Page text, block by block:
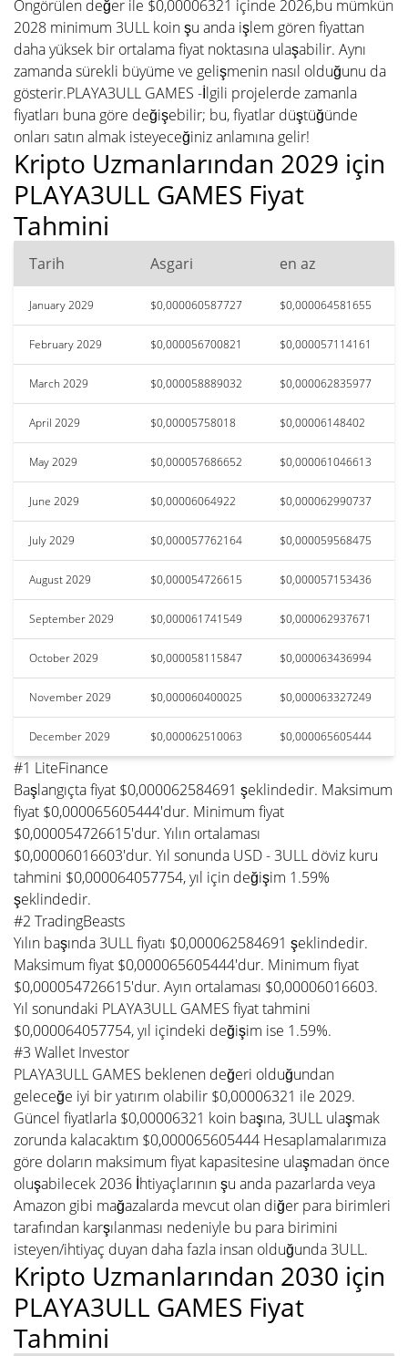
Öngörülen değer ile $0,00006321 içinde 2026,bu mümkün
2028 minimum 3ULL koin şu anda işlem gören fiyattan
daha yüksek bir ortalama fiyat noktasına ulaşabilir. Aynı
zamanda sürekli büyüme ve gelişmenin nasıl olduğunu da
gösterir.PLAYA3ULL GAMES -İlgili projelerde zamanla
fiyatları buna göre değişebilir; bu, fiyatlar düştüğünde
onları satın almak isteyeceğiniz anlamına gelir!
Kripto Uzmanlarından 2029 için
PLAYA3ULL GAMES Fiyat
Tahmini
Tarih Asgari en az
January 2029 $0,000060587727 $0,000064581655
February 2029 $0,000056700821 $0,000057114161
March 2029 $0,000058889032 $0,000062835977
April 2029 $0,00005758018 $0,00006148402
May 2029 $0,000057686652 $0,000061046613
June 2029 $0,00006064922 $0,000062990737
July 2029 $0,000057762164 $0,000059568475
August 2029 $0,000054726615 $0,000057153436
September 2029 $0,000061741549 $0,000062937671
October 2029 $0,000058115847 $0,000063436994
November 2029 $0,000060400025 $0,000063327249
December 2029 $0,000062510063 $0,000065605444
#1 LiteFinance
Başlangıçta fiyat $0,000062584691 şeklindedir. Maksimum
fiyat $0,000065605444'dur. Minimum fiyat
$0,000054726615'dur. Yılın ortalaması
$0,00006016603'dur. Yıl sonunda USD - 3ULL döviz kuru
tahmini $0,000064057754, yıl için değişim 1.59%
şeklindedir.
#2 TradingBeasts
Yılın başında 3ULL fiyatı $0,000062584691 şeklindedir.
Maksimum fiyat $0,000065605444'dur. Minimum fiyat
$0,000054726615'dur. Ayın ortalaması $0,00006016603.
Yıl sonundaki PLAYA3ULL GAMES fiyat tahmini
$0,000064057754, yıl içindeki değişim ise 1.59%.
#3 Wallet Investor
PLAYA3ULL GAMES beklenen değeri olduğundan
geleceğe iyi bir yatırım olabilir $0,00006321 ile 2029.
Güncel fiyatlarla $0,00006321 koin başına, 3ULL ulaşmak
zorunda kalacaktım $0,000065605444 Hesaplamalarımıza
göre doların maksimum fiyat kapasitesine ulaşmadan önce
oluşabilecek 2036 İhtiyaçlarının şu anda pazarlarda veya
Amazon gibi mağazalarda mevcut olan diğer para birimleri
tarafından karşılanması nedeniyle bu para birimini
isteyen/ihtiyaç duyan daha fazla insan olduğunda 3ULL.
Kripto Uzmanlarından 2030 için
PLAYA3ULL GAMES Fiyat
Tahmini